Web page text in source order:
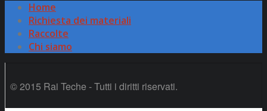
Home
Richiesta dei materiali
Raccolte
Chi siamo
© 2015 Rai Teche - Tutti i diritti riservati.